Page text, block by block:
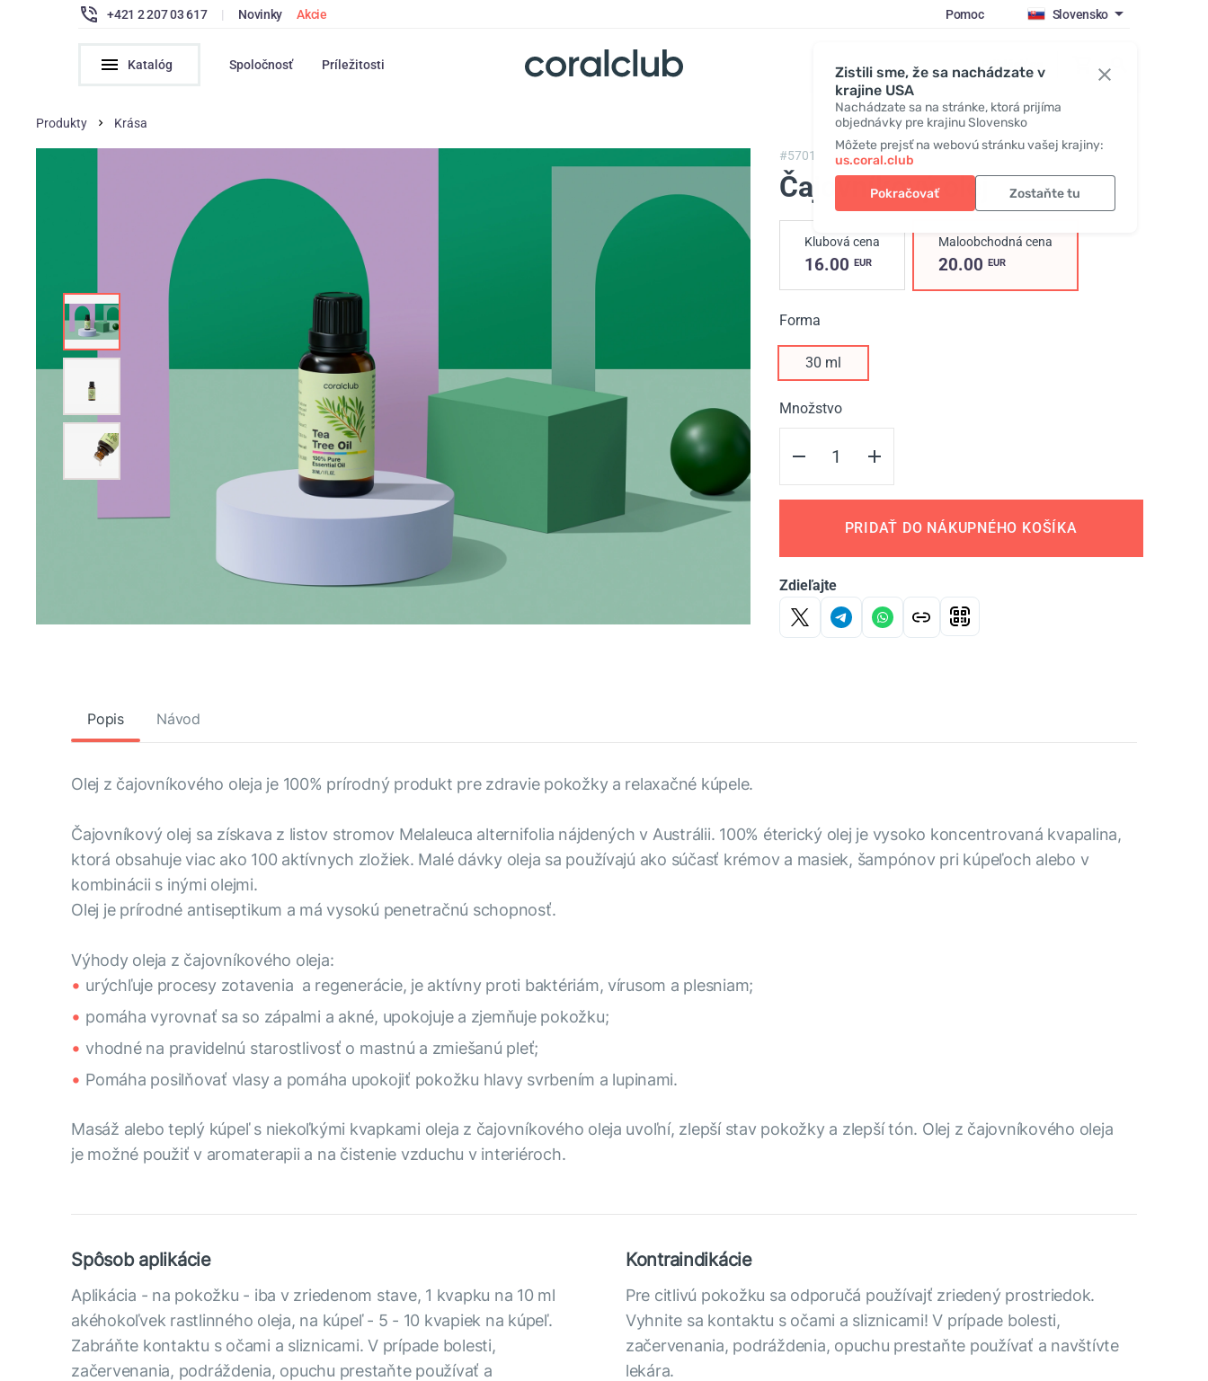
Zistili sme, že sa nachádzate v
krajine USA
Nachádzate sa na stránke, ktorá prijíma
objednávky pre krajinu Slovensko
Môžete prejsť na webovú stránku vašej krajiny:
us.coral.club
Pokračovať Zostaňte tu
+421 2 207 03 617 | Novinky Akcie Pomoc Slovensko
Katalóg Spoločnosť Príležitosti Prihlásiť sa
Produkty Krása
#5701, Tea Tree Oil
Čajovníkový olej
Klubová cena
16.00 EUR
Maloobchodná cena
20.00 EUR
Forma
30 ml
Množstvo
PRIDAŤ DO NÁKUPNÉHO KOŠÍKA
Zdieľajte
Popis Návod
Olej z čajovníkového oleja je 100% prírodný produkt pre zdravie pokožky a relaxačné kúpele.
Čajovníkový olej sa získava z listov stromov Melaleuca alternifolia nájdených v Austrálii. 100% éterický olej je vysoko koncentrovaná kvapalina,
ktorá obsahuje viac ako 100 aktívnych zložiek. Malé dávky oleja sa používajú ako súčasť krémov a masiek, šampónov pri kúpeľoch alebo v
kombinácii s inými olejmi.
Olej je prírodné antiseptikum a má vysokú penetračnú schopnosť.
Výhody oleja z čajovníkového oleja:
urýchľuje procesy zotavenia a regenerácie, je aktívny proti baktériám, vírusom a plesniam;
pomáha vyrovnať sa so zápalmi a akné, upokojuje a zjemňuje pokožku;
vhodné na pravidelnú starostlivosť o mastnú a zmiešanú pleť;
Pomáha posilňovať vlasy a pomáha upokojiť pokožku hlavy svrbením a lupinami.
Masáž alebo teplý kúpeľ s niekoľkými kvapkami oleja z čajovníkového oleja uvoľní, zlepší stav pokožky a zlepší tón. Olej z čajovníkového oleja
je možné použiť v aromaterapii a na čistenie vzduchu v interiéroch.
Spôsob aplikácie
Aplikácia - na pokožku - iba v zriedenom stave, 1 kvapku na 10 ml
akéhokoľvek rastlinného oleja, na kúpeľ - 5 - 10 kvapiek na kúpeľ.
Zabráňte kontaktu s očami a sliznicami. V prípade bolesti,
začervenania, podráždenia, opuchu prestaňte používať a
Kontraindikácie
Pre citlivú pokožku sa odporučá používajť zriedený prostriedok.
Vyhnite sa kontaktu s očami a sliznicami! V prípade bolesti,
začervenania, podráždenia, opuchu prestaňte používať a navštívte
lekára.